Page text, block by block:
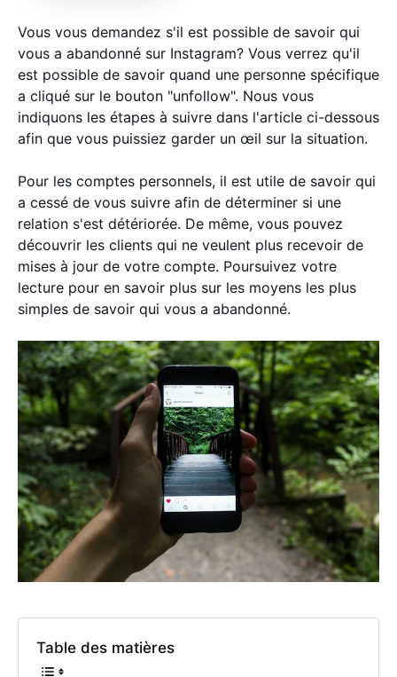
Vous vous demandez s'il est possible de savoir qui
vous a abandonné sur Instagram? Vous verrez qu'il
est possible de savoir quand une personne spécifique
a cliqué sur le bouton "unfollow". Nous vous
indiquons les étapes à suivre dans l'article ci-dessous
afin que vous puissiez garder un œil sur la situation.
Pour les comptes personnels, il est utile de savoir qui
a cessé de vous suivre afin de déterminer si une
relation s'est détériorée. De même, vous pouvez
découvrir les clients qui ne veulent plus recevoir de
mises à jour de votre compte. Poursuivez votre
lecture pour en savoir plus sur les moyens les plus
simples de savoir qui vous a abandonné.
Table des matières